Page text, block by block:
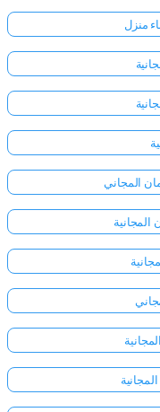
منزل
المجاني
المجانية